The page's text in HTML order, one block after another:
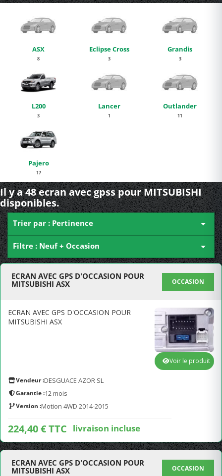
ASX
8
Eclipse Cross
3
Grandis
3
L200
3
Lancer
1
Outlander
11
Pajero
17
Il y a 48 ecran avec gpss pour MITSUBISHI
disponibles.
Trier par : Pertinence 
Filtre : Neuf + Occasion 
ECRAN AVEC GPS D'OCCASION POUR
MITSUBISHI ASX
OCCASION
ECRAN AVEC GPS D'OCCASION POUR
MITSUBISHI ASX
Vendeur :DESGUACE AZOR SL
Garantie :12 mois
Version :Motion 4WD 2014-2015
224,40 € TTC livraison incluse
Voir le produit
ECRAN AVEC GPS D'OCCASION POUR
MITSUBISHI ASX
OCCASION